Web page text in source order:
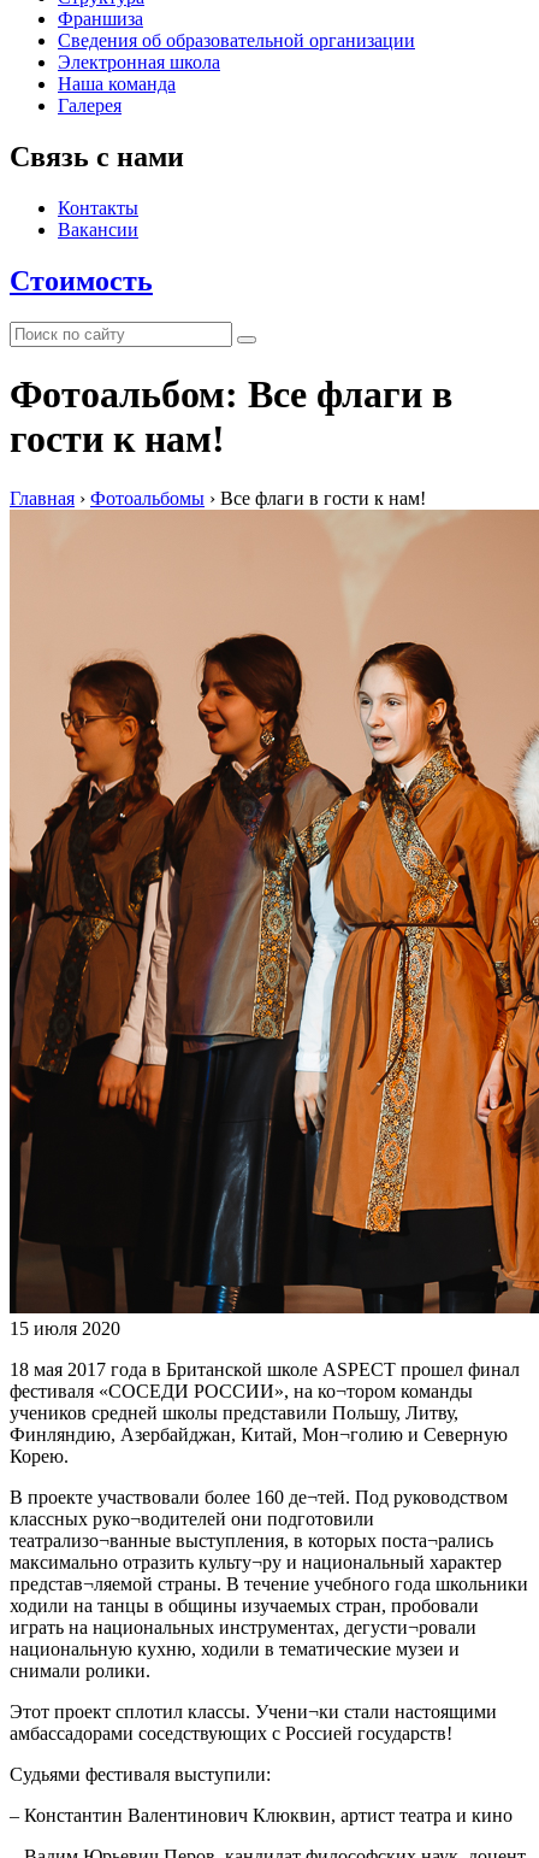
Франшиза
Сведения об образовательной организации
Электронная школа
Наша команда
Галерея
Связь с нами
Контакты
Вакансии
Стоимость
Фотоальбом: Все флаги в
гости к нам!
Главная › Фотоальбомы › Все флаги в гости к нам!
15 июля 2020
18 мая 2017 года в Британской школе ASPECT прошел финал
фестиваля «СОСЕДИ РОССИИ», на ко¬тором команды
учеников средней школы представили Польшу, Литву,
Финляндию, Азербайджан, Китай, Мон¬голию и Северную
Корею.
В проекте участвовали более 160 де¬тей. Под руководством
классных руко¬водителей они подготовили
театрализо¬ванные выступления, в которых поста¬рались
максимально отразить культу¬ру и национальный характер
представ¬ляемой страны. В течение учебного года школьники
ходили на танцы в общины изучаемых стран, пробовали
играть на национальных инструментах, дегусти¬ровали
национальную кухню, ходили в тематические музеи и
снимали ролики.
Этот проект сплотил классы. Учени¬ки стали настоящими
амбассадорами соседствующих с Россией государств!
Судьями фестиваля выступили:
– Константин Валентинович Клюквин, артист театра и кино